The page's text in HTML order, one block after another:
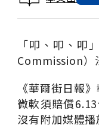
「叩、叩、
Commission）
《華爾街日報
微軟須賠償
沒有附加媒體